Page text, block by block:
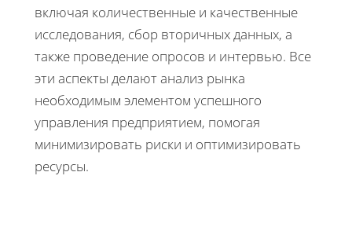
включая количественные и качественные
исследования, сбор вторичных данных, а
также проведение опросов и интервью. Все
эти аспекты делают анализ рынка
необходимым элементом успешного
управления предприятием, помогая
минимизировать риски и оптимизировать
ресурсы.